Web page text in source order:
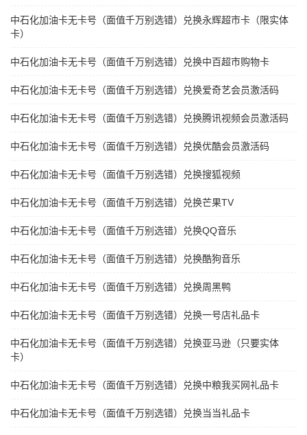
中石化加油卡无卡号（面值千万别选错）兑换永辉超市卡（限实体
卡）
中石化加油卡无卡号（面值千万别选错）兑换中百超市购物卡
中石化加油卡无卡号（面值千万别选错）兑换爱奇艺会员激活码
中石化加油卡无卡号（面值千万别选错）兑换腾讯视频会员激活码
中石化加油卡无卡号（面值千万别选错）兑换优酷会员激活码
中石化加油卡无卡号（面值千万别选错）兑换搜狐视频
中石化加油卡无卡号（面值千万别选错）兑换芒果TV
中石化加油卡无卡号（面值千万别选错）兑换QQ音乐
中石化加油卡无卡号（面值千万别选错）兑换酷狗音乐
中石化加油卡无卡号（面值千万别选错）兑换周黑鸭
中石化加油卡无卡号（面值千万别选错）兑换一号店礼品卡
中石化加油卡无卡号（面值千万别选错）兑换亚马逊（只要实体
卡）
中石化加油卡无卡号（面值千万别选错）兑换中粮我买网礼品卡
中石化加油卡无卡号（面值千万别选错）兑换当当礼品卡